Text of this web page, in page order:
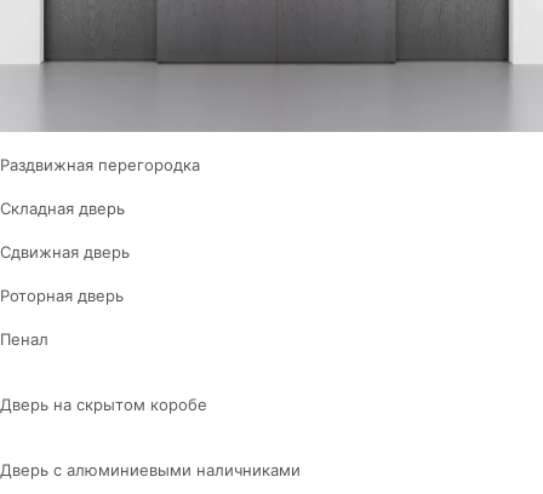
Раздвижная перегородка
Складная дверь
Сдвижная дверь
Роторная дверь
Пенал
Дверь на скрытом коробе
Дверь с алюминиевыми наличниками